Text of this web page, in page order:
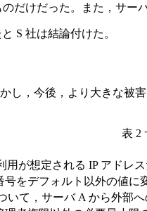
だけだった。また，サー
S 社は結論付けた 。
し，今後，より大きな被
表 2
が想定される IP アドレス
をデフォルト以外の値に
いて，サーバ A から外部